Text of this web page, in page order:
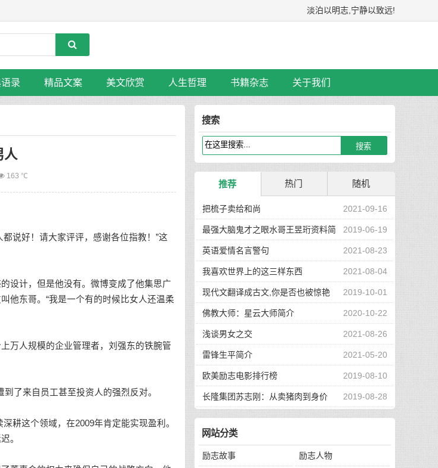
淡泊以明志,宁静以致远!
录 精品文案 美文欣赏 人生哲理 书籍杂志 关于我们
人
163 ℃
说好！请大家评评，感谢各位指教！”这
计，但是他没有。微博变成了他集思广
他东哥。“我是一个有的时候比女人还温柔
人规模的企业管理者，刘强东的铁腕管
了来自员工甚至投资人的强烈反对。
这个领域，在2009年肯定能实现盈利。
。
搜索
推荐 热门 随机
2021-09-16
把梳子卖给和尚
2019-06-19
最强大脑鬼才之眼水哥王昱珩资料简
介 2021-08-23
英语爱情名言警句
2021-08-04
我喜欢世界上的这三样东西
2019-10-01
现代文翻译成古文,你是否也被惊艳
到了 2020-10-22
佛教大师：星云大师简介
2021-08-26
浅谈男女之交
2021-05-20
雷锋生平简介
2019-08-10
欧美励志电影排行榜
2019-08-28
长隆集团苏志刚：从卖猪肉到身价
130亿，他的秘诀是？
网站分类
励志故事 励志人物